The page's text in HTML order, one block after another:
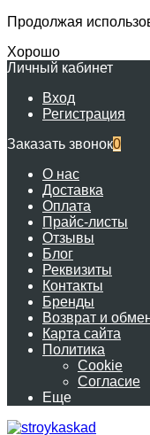
Продолжая
Хорошо
Личный кабинет
Вход
Регистрация
Заказать звонок0
О нас
Доставка
Оплата
Прайс-листы
Отзывы
Блог
Реквизиты
Контакты
Бренды
Возврат и
Карта сайта
Политика
Cookie
Согласие
Еще